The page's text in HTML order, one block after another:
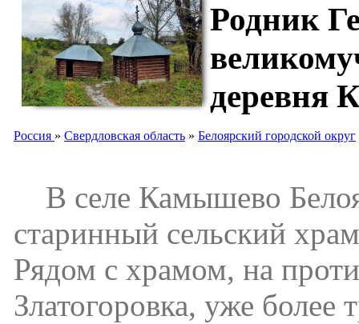
Родник
деревня
Россия » Свердловская область » Белоярский городской округ
В селе Камышево
старинный сельский
Рядом с храмом, на
Златогоровка, уже более